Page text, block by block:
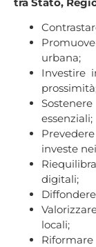
urbana;
Investire
essenziali;
investe
digitali;
locali;